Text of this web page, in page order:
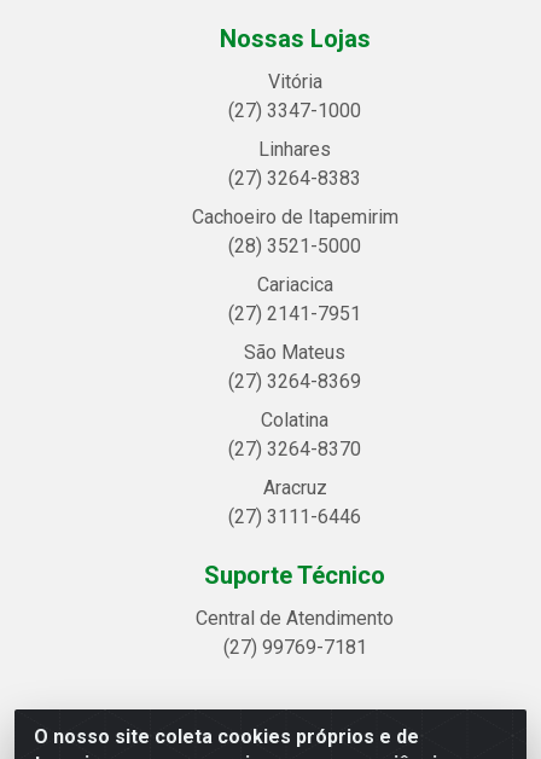
O nosso site coleta cookies próprios e de
Nossas Lojas
Vitória
(27) 3347-1000
Linhares
(27) 3264-8383
Cachoeiro de Itapemirim
(28) 3521-5000
Cariacica
(27) 2141-7951
São Mateus
(27) 3264-8369
Colatina
(27) 3264-8370
Aracruz
(27) 3111-6446
Suporte Técnico
Central de Atendimento
(27) 99769-7181
Linhavix Distribuidora LTDA - Avenida Alegre, 2521 -